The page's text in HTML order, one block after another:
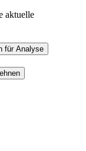
aktuelle
für Analyse